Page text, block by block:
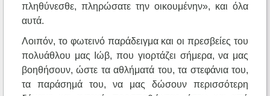
πληθύνεσθε, πληρώσατε την οικουμένην», και όλα
αυτά.
Λοιπόν, το φωτεινό παράδειγμα και οι πρεσβείες του
πολυάθλου μας Ιώβ, που γιορτάζει σήμερα, να μας
βοηθήσουν, ώστε τα αθλήματά του, τα στεφάνια του,
τα παράσημά του, να μας δώσουν περισσότερη